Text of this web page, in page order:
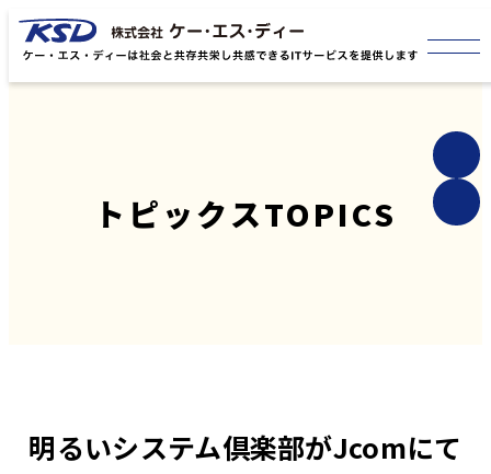
トピックスTOPICS
明るいシステム倶楽部がJcomにて